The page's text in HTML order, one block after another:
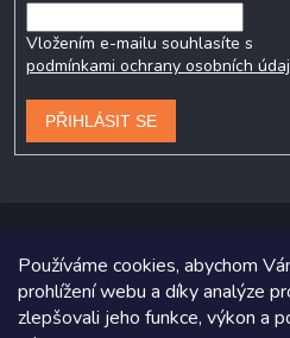
Používáme cookies, abychom
prohlížení webu a díky analýze
zlepšovali jeho funkce, výkon a
Vložením e-mailu souhlasíte s
podmínkami ochrany osobních
PŘIHLÁSIT SE
Copyright 2026Prodej-